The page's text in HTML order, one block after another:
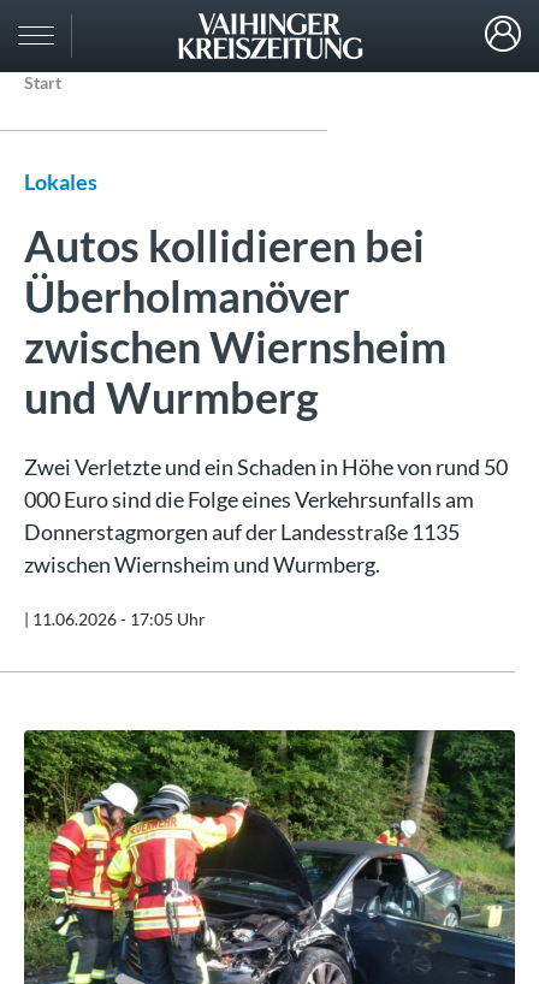
Start
Lokales
Autos kollidieren bei
Überholmanöver
zwischen Wiernsheim
und Wurmberg
Zwei Verletzte und ein Schaden in Höhe von rund 50
000 Euro sind die Folge eines Verkehrsunfalls am
Donnerstagmorgen auf der Landesstraße 1135
zwischen Wiernsheim und Wurmberg.
| 11.06.2026 - 17:05 Uhr